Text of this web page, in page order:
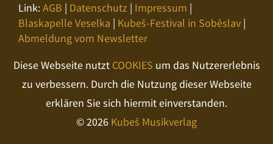
Link:AGB | Datenschutz | Impressum |
Blaskapelle Veselka | Kubeš-Festival in Soběslav |
Abmeldung vom Newsletter
Diese Webseite nutzt COOKIES um das Nutzererlebnis
zu verbessern. Durch die Nutzung dieser Webseite
erklären Sie sich hiermit einverstanden.
© 2026 Kubeš Musikverlag